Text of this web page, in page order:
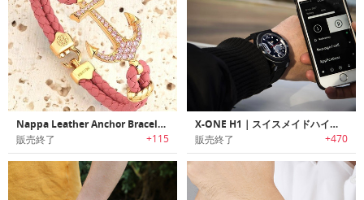
Nappa Leather Anchor Bracelet ｜Atolyestoneブランドの高級ブレスレット「ナッパ・レザーアンカーブレスレット」
販売終了 +115
X-ONE H1｜スイスメイドハイブリッドスマートウォッチ「エックスワンH1」
販売終了 +470